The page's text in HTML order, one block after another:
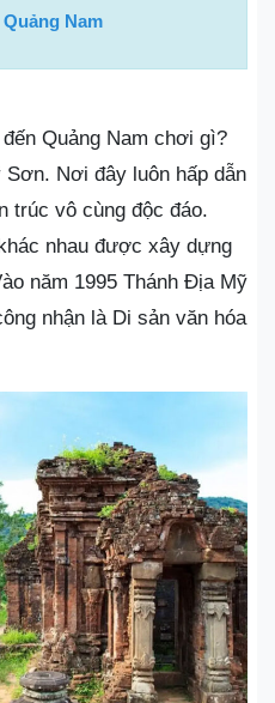
Nam
Quảng Nam chơi gì?
Nơi đây luôn hấp dẫn
trúc vô cùng độc đáo.
nhau được xây dựng
năm 1995 Thánh Địa Mỹ
nhận là Di sản văn hóa